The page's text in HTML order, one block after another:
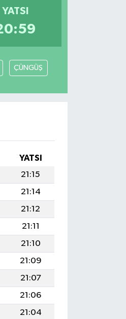
YATSI
ÇÜNGÜŞ
YATSI
21:15
21:14
21:12
21:11
21:10
21:09
21:07
21:06
21:04